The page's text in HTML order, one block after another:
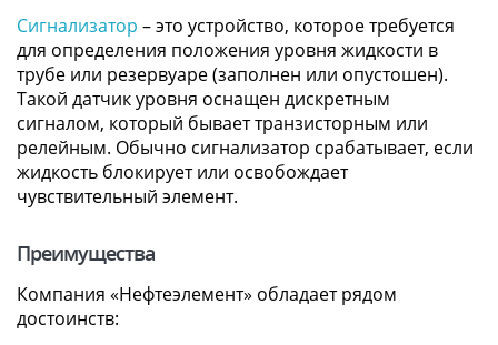
Сигнализатор – это устройство, которое требуется
для определения положения уровня жидкости в
трубе или резервуаре (заполнен или опустошен).
Такой датчик уровня оснащен дискретным
сигналом, который бывает транзисторным или
релейным. Обычно сигнализатор срабатывает, если
жидкость блокирует или освобождает
чувствительный элемент.
Преимущества
Компания «Нефтеэлемент» обладает рядом
достоинств: